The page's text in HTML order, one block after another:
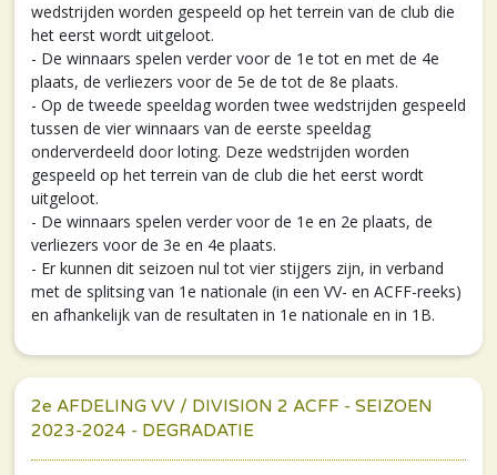
wedstrijden worden gespeeld op het terrein van de club die
het eerst wordt uitgeloot.
- De winnaars spelen verder voor de 1e tot en met de 4e
plaats, de verliezers voor de 5e de tot de 8e plaats.
- Op de tweede speeldag worden twee wedstrijden gespeeld
tussen de vier winnaars van de eerste speeldag
onderverdeeld door loting. Deze wedstrijden worden
gespeeld op het terrein van de club die het eerst wordt
uitgeloot.
- De winnaars spelen verder voor de 1e en 2e plaats, de
verliezers voor de 3e en 4e plaats.
- Er kunnen dit seizoen nul tot vier stijgers zijn, in verband
met de splitsing van 1e nationale (in een VV- en ACFF-reeks)
en afhankelijk van de resultaten in 1e nationale en in 1B.
2e AFDELING VV / DIVISION 2 ACFF - SEIZOEN
2023-2024 - DEGRADATIE